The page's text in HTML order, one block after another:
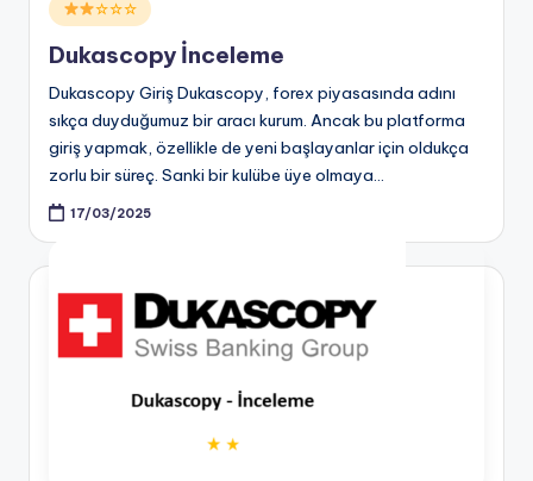
Posted
in
☆☆☆
Dukascopy İnceleme
Dukascopy Giriş Dukascopy, forex piyasasında adını
sıkça duyduğumuz bir aracı kurum. Ancak bu platforma
giriş yapmak, özellikle de yeni başlayanlar için oldukça
zorlu bir süreç. Sanki bir kulübe üye olmaya…
17/03/2025